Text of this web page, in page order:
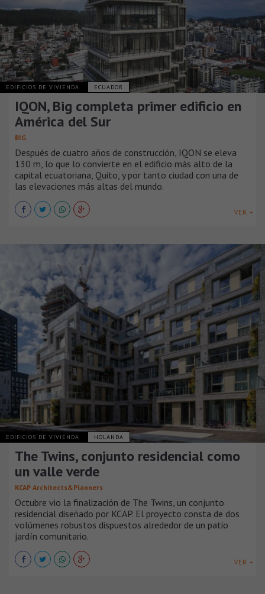
EDIFICIOS DE VIVIENDA ECUADOR
IQON, Big completa primer edificio en
América del Sur
BIG
Después de cuatro años de construcción, IQON se eleva
130 m, lo que lo convierte en el edificio más alto de la
capital ecuatoriana, Quito, y por tanto ciudad con una de
las elevaciones más altas del mundo.
VER +
EDIFICIOS DE VIVIENDA HOLANDA
The Twins, conjunto residencial como
un valle verde
KCAP Architects&Planners
Octubre vio la finalización de The Twins, un conjunto
residencial diseñado por KCAP. El proyecto consta de dos
volúmenes robustos dispuestos alrededor de un patio
jardín comunitario.
VER +